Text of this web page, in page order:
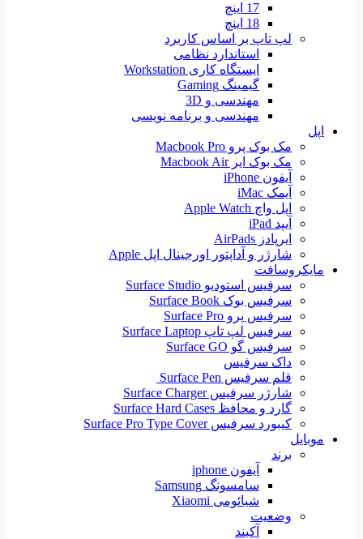
17 اینچ
18 اینچ
لپ تاپ بر اساس کاربرد
استاندارد نظامی
ایستگاه کاری Workstation
گیمینگ Gaming
مهندسی و 3D
مهندسی و برنامه نویسی
اپل
مک بوک پرو Macbook Pro
مک بوک ایر Macbook Air
آیفون iPhone
آیمک iMac
اپل واچ Apple Watch
آیپد iPad
ایرپادز AirPads
شارژر و آداپتور اورجینال اپل Apple
مایکروسافت
سرفیس استودیو Surface Studio
سرفیس بوک Surface Book
سرفیس پرو Surface Pro
سرفیس لپ تاپ Surface Laptop
سرفیس گو Surface GO
داک سرفیس
قلم سرفیس Surface Pen
شارژر سرفیس Surface Charger
گارد و محافظ Surface Hard Cases
کیبورد سرفیس Surface Pro Type Cover
موبایل
برند
آیفون iphone
سامسونگ Samsung
شیائومی Xiaomi
وضعیت
آکبند